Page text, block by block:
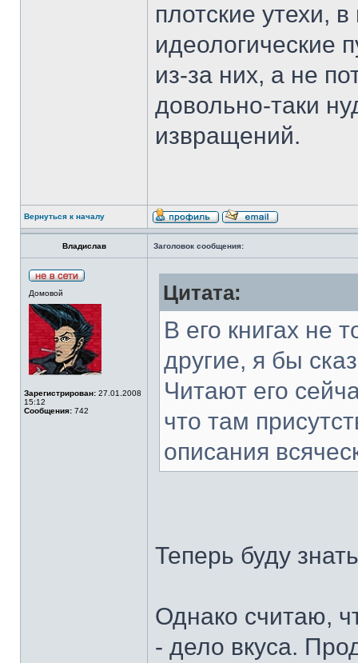
плотские утехи,
идеологические
из-за них, а не
довольно-таки
извращений.
Вернуться к началу
Владислав Заголовок сообщения:
Домовой
Зарегистрирован: 27.01.2008
15:12
Сообщения: 742
Цитата:
В его книгах не
другие, я бы
Читают его
что там
описания
Теперь буду
Однако считаю,
- дело вкуса.